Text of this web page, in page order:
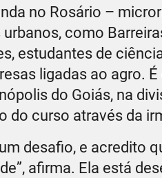
no Rosário –
como
estudantes de
ligadas ao agro.
do Goiás, na
do curso através da
desafio, e acredito
afirma. Ela está